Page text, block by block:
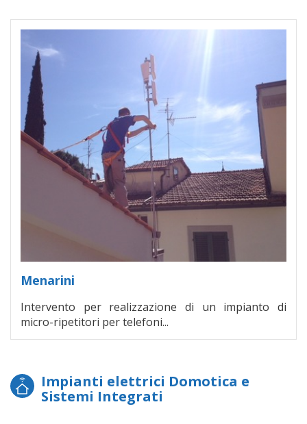
Menarini
Intervento per realizzazione di un impianto di
micro-ripetitori per telefoni...
Impianti elettrici Domotica e
Sistemi Integrati